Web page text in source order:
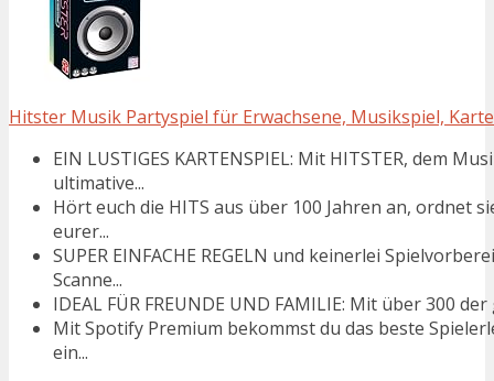
Hitster Musik Partyspiel für Erwachsene, Musikspiel,
EIN LUSTIGES KARTENSPIEL: Mit HITSTER, dem
ultimative...
Hört euch die HITS aus über 100 Jahren an, ordnet
eurer...
SUPER EINFACHE REGELN und keinerlei
Scanne...
IDEAL FÜR FREUNDE UND FAMILIE: Mit über 300
Mit Spotify Premium bekommst du das beste
ein...